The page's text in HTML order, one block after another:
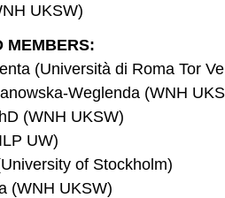
UKSW)
MEMBERS:
(Università di Roma Tor
Weglenda (WNH
(WNH UKSW)
UW)
of Stockholm)
(WNH UKSW)